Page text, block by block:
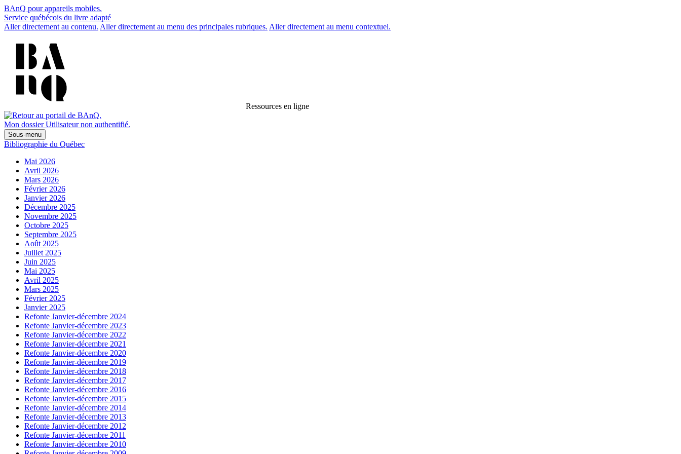
BAnQ pour appareils mobiles.
Service québécois du livre adapté
Aller directement au contenu. Aller directement au menu des principales rubriques. Aller directement au menu contextuel.
Ressources en ligne
Mon dossier Utilisateur non authentifié.
Sous-menu
Bibliographie du Québec
Mai 2026
Avril 2026
Mars 2026
Février 2026
Janvier 2026
Décembre 2025
Novembre 2025
Octobre 2025
Septembre 2025
Août 2025
Juillet 2025
Juin 2025
Mai 2025
Avril 2025
Mars 2025
Février 2025
Janvier 2025
Refonte Janvier-décembre 2024
Refonte Janvier-décembre 2023
Refonte Janvier-décembre 2022
Refonte Janvier-décembre 2021
Refonte Janvier-décembre 2020
Refonte Janvier-décembre 2019
Refonte Janvier-décembre 2018
Refonte Janvier-décembre 2017
Refonte Janvier-décembre 2016
Refonte Janvier-décembre 2015
Refonte Janvier-décembre 2014
Refonte Janvier-décembre 2013
Refonte Janvier-décembre 2012
Refonte Janvier-décembre 2011
Refonte Janvier-décembre 2010